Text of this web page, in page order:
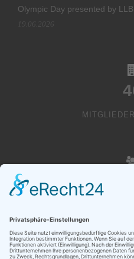
Olympic Day presented by
19.06.2026